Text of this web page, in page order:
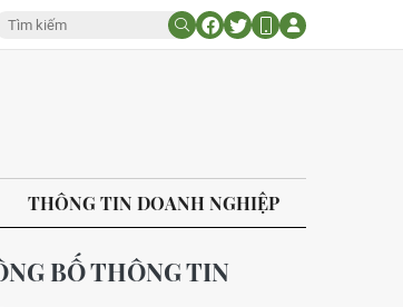
THÔNG TIN DOANH NGHIỆP
BỐ THÔNG TIN